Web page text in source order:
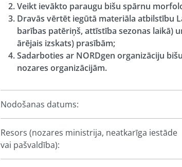
Veikt ievākto paraugu bišu spārnu
Dravās vērtēt iegūtā materiāla atbilstību
barības patēriņš, attīstība sezonas laikā)
ārējais izskats) prasībām;
Sadarboties ar NORDgen organizāciju
nozares organizācijām.
Nodošanas datums:
Resors (nozares ministrija, neatkarīga iestāde
vai pašvaldība):